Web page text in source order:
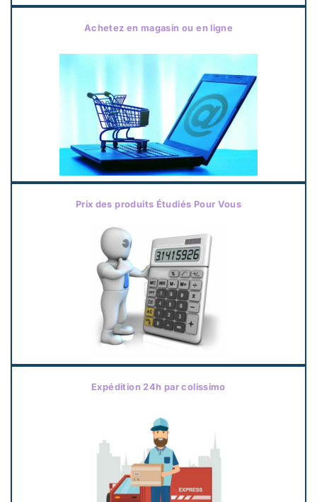
Achetez en magasin ou en ligne
Prix des produits Étudiés Pour Vous
Expédition 24h par colissimo